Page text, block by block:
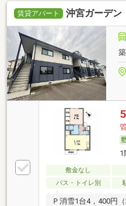
賃貸アパート 沖宮ガーデン
1
敷金なし
バス・トイレ別
Ｐ消雪1台4，400円